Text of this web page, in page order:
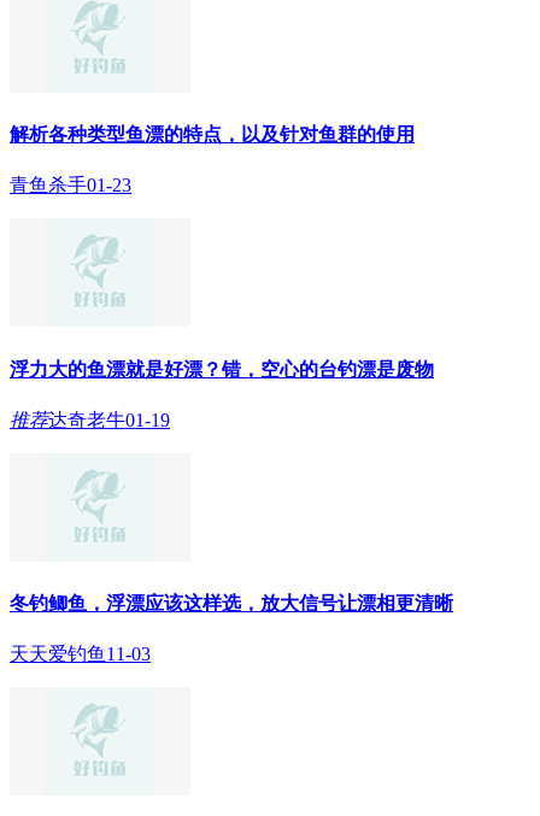
解析各种类型鱼漂的特点，以及针对鱼群的使用
青鱼杀手01-23
浮力大的鱼漂就是好漂？错，空心的台钓漂是废物
推荐达奇老牛01-19
冬钓鲫鱼，浮漂应该这样选，放大信号让漂相更清晰
天天爱钓鱼 11-03